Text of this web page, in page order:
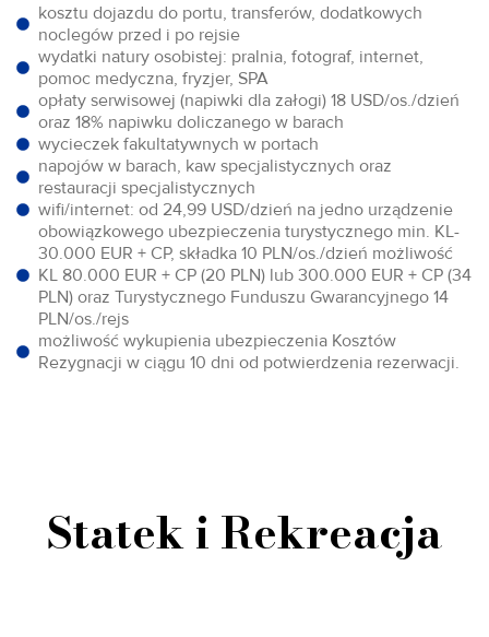
kosztu dojazdu do portu, transferów, dodatkowych
noclegów przed i po rejsie
wydatki natury osobistej: pralnia, fotograf, internet,
pomoc medyczna, fryzjer, SPA
opłaty serwisowej (napiwki dla załogi) 18 USD/os./dzień
oraz 18% napiwku doliczanego w barach
wycieczek fakultatywnych w portach
napojów w barach, kaw specjalistycznych oraz
restauracji specjalistycznych
wifi/internet: od 24,99 USD/dzień na jedno urządzenie
obowiązkowego ubezpieczenia turystycznego min. KL-
30.000 EUR + CP, składka 10 PLN/os./dzień możliwość
KL 80.000 EUR + CP (20 PLN) lub 300.000 EUR + CP (34
PLN) oraz Turystycznego Funduszu Gwarancyjnego 14
PLN/os./rejs
możliwość wykupienia ubezpieczenia Kosztów
Rezygnacji w ciągu 10 dni od potwierdzenia rezerwacji.
Statek i Rekreacja